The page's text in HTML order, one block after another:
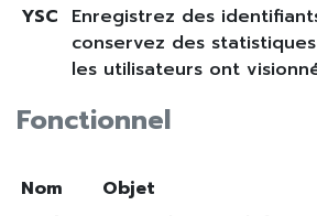
Fonctionnel
YSC Enregistrez des
conservez des
les utilisateurs ont
Nom
Objet